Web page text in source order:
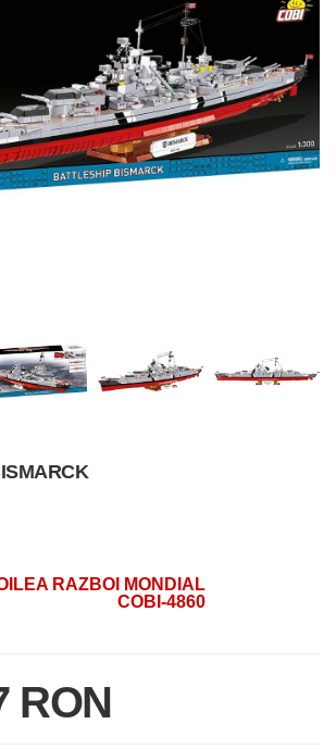
RAZBOI MONDIAL
COBI-4860
RON